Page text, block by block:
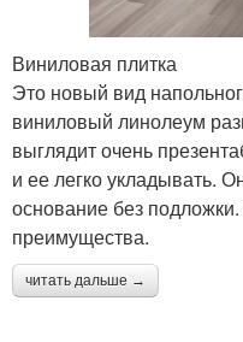
Виниловая плитка
Это новый вид
виниловый линолеум
выглядит очень
и ее легко укладывать.
основание без
преимущества.
читать дальше →